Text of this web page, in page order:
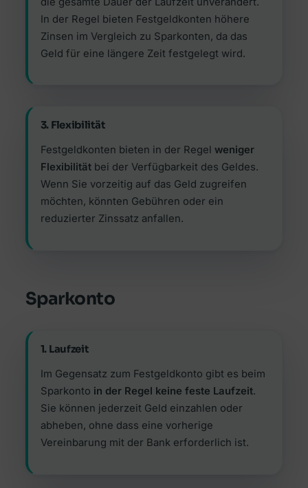
In der Regel bieten Festgeldkonten höhere
Zinsen im Vergleich zu Sparkonten, da das
Geld für eine längere Zeit festgelegt wird.
3. Flexibilität
Festgeldkonten bieten in der Regel weniger
Flexibilitätbei der Verfügbarkeit des Geldes.
Wenn Sie vorzeitig auf das Geld zugreifen
möchten, könnten Gebühren oder ein
reduzierter Zinssatz anfallen.
Sparkonto
1. Laufzeit
Im Gegensatz zum Festgeldkonto gibt es beim
Sparkonto in der Regel keine feste Laufzeit.
Sie können jederzeit Geld einzahlen oder
abheben, ohne dass eine vorherige
Vereinbarung mit der Bank erforderlich ist.